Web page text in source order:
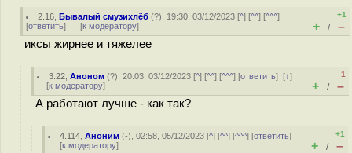
2.16 ,Бывалый смузихлёб (?), 19:30, 03/12/2023 [^] [^^] [^^^]
[ответить] [к модератору]
+1
+ / –
иксы жирнее и тяжелее
3.22 ,Аноном (?), 20:03, 03/12/2023 [^] [^^] [^^^] [ответить][↓]
[к модератору]
–1
+ / –
А работают лучше - как так?
4.114 ,Аноним (-), 02:58, 05/12/2023 [^] [^^] [^^^] [ответить]
[к модератору]
+1
+ / –